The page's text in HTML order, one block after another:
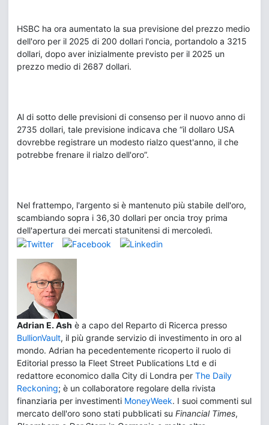
HSBC ha ora aumentato la sua previsione del prezzo medio
dell'oro per il 2025 di 200 dollari l'oncia, portandolo a 3215
dollari, dopo aver inizialmente previsto per il 2025 un
prezzo medio di 2687 dollari.
Al di sotto delle previsioni di consenso per il nuovo anno di
2735 dollari, tale previsione indicava che “il dollaro USA
dovrebbe registrare un modesto rialzo quest'anno, il che
potrebbe frenare il rialzo dell'oro”.
Nel frattempo, l'argento si è mantenuto più stabile dell'oro,
scambiando sopra i 36,30 dollari per oncia troy prima
dell'apertura dei mercati statunitensi di mercoledì.
Adrian E. Ash è a capo del Reparto di Ricerca presso
BullionVault, il più grande servizio di investimento in oro al
mondo. Adrian ha pecedentemente ricoperto il ruolo di
Editorial presso la Fleet Street Publications Ltd e di
redattore economico dalla City di Londra per The Daily
Reckoning; è un collaboratore regolare della rivista
finanziaria per investimenti MoneyWeek. I suoi commenti sul
mercato dell'oro sono stati pubblicati su Financial Times,